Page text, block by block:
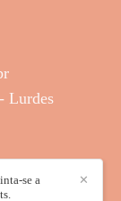
Lurdes
✕
se a